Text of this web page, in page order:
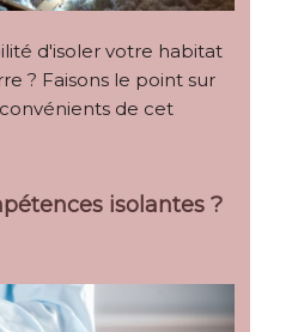
d'isoler votre habitat
? Faisons le point sur
de cet
isolantes ?